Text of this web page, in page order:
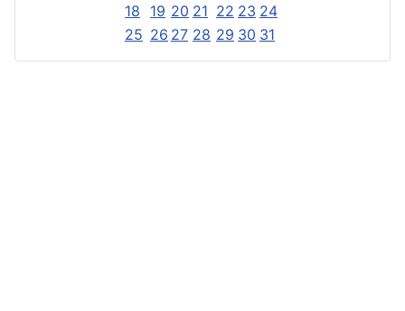
18
19 20 21 22 23 24
25 26 27 28 29 30 31